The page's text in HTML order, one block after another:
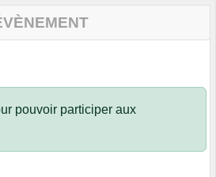
pouvoir participer aux